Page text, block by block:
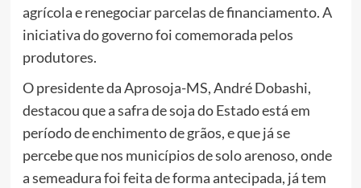
agrícola e renegociar parcelas de financiamento. A
iniciativa do governo foi comemorada pelos
produtores.
O presidente da Aprosoja-MS, André Dobashi,
destacou que a safra de soja do Estado está em
período de enchimento de grãos, e que já se
percebe que nos municípios de solo arenoso, onde
a semeadura foi feita de forma antecipada, já tem